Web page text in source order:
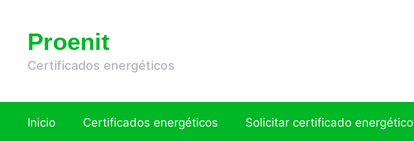
contenidoProenit
Certificados energéticos
Inicio Certificados energéticos Solicitar certificado energético